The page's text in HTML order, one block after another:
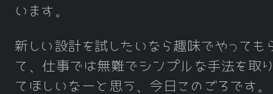
います。
新しい設計を試したいなら趣味でやっても
て、仕事では無難でシンプルな手法を取
てほしいなーと思う、今日このごろです。